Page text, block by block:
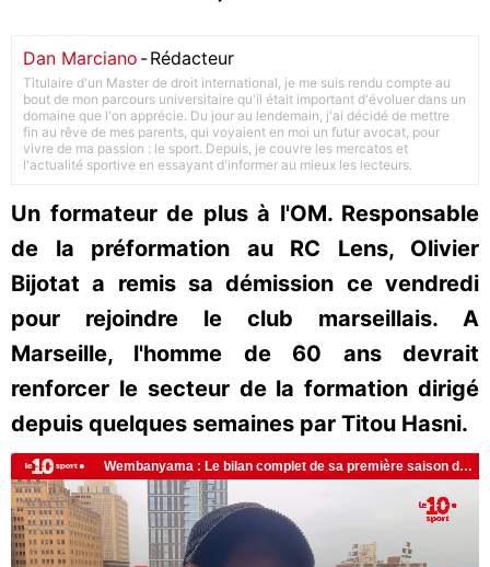
Dan Marciano -Rédacteur
Titulaire d'un Master de droit international, je me suis rendu compte au
bout de mon parcours universitaire qu'il était important d'évoluer dans un
domaine que l'on apprécie. Du jour au lendemain, j'ai décidé de mettre
fin au rêve de mes parents, qui voyaient en moi un futur avocat, pour
vivre de ma passion : le sport. Depuis, je couvre les mercatos et
l'actualité sportive en essayant d'informer au mieux les lecteurs.
Un formateur de plus à l'OM. Responsable
de la préformation au RC Lens, Olivier
Bijotat a remis sa démission ce vendredi
pour rejoindre le club marseillais. A
Marseille, l'homme de 60 ans devrait
renforcer le secteur de la formation dirigé
depuis quelques semaines par Titou Hasni.